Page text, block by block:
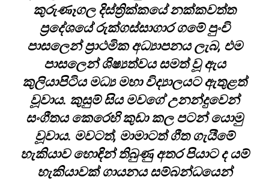
කුරුණෑගල දිස්ත්‍රික්කයේ නක්කවත්ත
ප්‍රදේශයේ රුක්ගස්සාගාර ගමේ පුංචි
පාසලෙන් ප්‍රාථමික අධ්‍යාපනය ලැබ, එම
පාසලෙන් ශිෂ්‍යත්වය සමත් වූ ඇය
කුලියාපිටිය මධ්‍ය මහා විද්‍යාලයට ඇතුළත්
වූවාය. කුසුම් සිය මවගේ උනන්දුවෙන්
සංගීතය කෙරෙහි කුඩා කල පටන් යොමු
වූවාය. මවටත්, මාමාටත් ගීත ගැයීමේ
හැකියාව හොඳින් තිබුණු අතර පියාට ද යම්
හැකියාවක් ගායනය සම්බන්ධයෙන්